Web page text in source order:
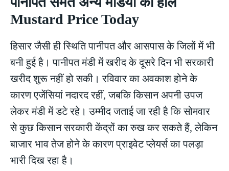
Mustard Price Today
हिसार जैसी ही स्थिति पानीपत और आसपास के जिलों में भी
बनी हुई है। पानीपत मंडी में खरीद के दूसरे दिन भी सरकारी
खरीद शुरू नहीं हो सकी। रविवार का अवकाश होने के
कारण एजेंसियां नदारद रहीं, जबकि किसान अपनी उपज
लेकर मंडी में डटे रहे। उम्मीद जताई जा रही है कि सोमवार
से कुछ किसान सरकारी केंद्रों का रुख कर सकते हैं, लेकिन
बाजार भाव तेज होने के कारण प्राइवेट प्लेयर्स का पलड़ा
भारी दिख रहा है।